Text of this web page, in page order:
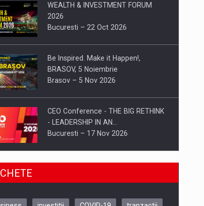
WEALTH & INVESTMENT FORUM
2026
Bucuresti – 22 Oct 2026
Be Inspired. Make it Happen!,
BRASOV, 5 Noiembrie
Brasov – 5 Nov 2026
CEO Conference - THE BIG RETHINK
- LEADERSHIP IN AN…
Bucuresti – 17 Nov 2026
Be Inspired. Make it Happen!, CLUJ, 9